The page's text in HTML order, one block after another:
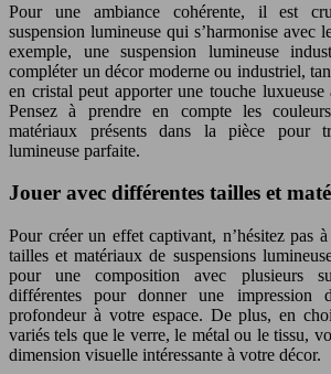
Pour une ambiance cohérente, il est
suspension lumineuse qui s’harmonise avec
exemple, une suspension lumineuse
compléter un décor moderne ou industriel,
en cristal peut apporter une touche luxueuse
Pensez à prendre en compte les
matériaux présents dans la pièce pour
lumineuse parfaite.
Jouer avec différentes tailles et
Pour créer un effet captivant, n’hésitez pas
tailles et matériaux de suspensions
pour une composition avec plusieurs
différentes pour donner une impression
profondeur à votre espace. De plus, en
variés tels que le verre, le métal ou le tissu,
dimension visuelle intéressante à votre décor.